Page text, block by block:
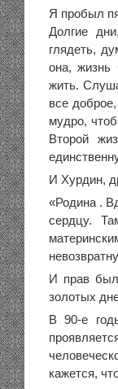
Я пробыл
Долгие
глядеть,
она, жизнь
жить.
все
мудро,
Второй
И Хурдин,
«Родина .
сердцу.
И прав
золотых
В 90-е
кажется,